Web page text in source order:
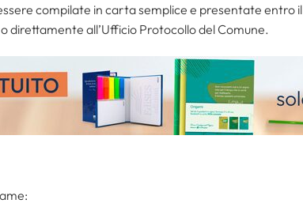
compilate in carta semplice e presentate entro il
direttamente all’Ufficio Protocollo del Comune.